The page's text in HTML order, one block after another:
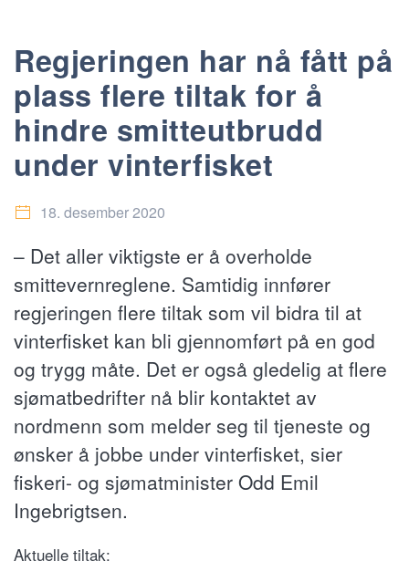
Regjeringen har nå fått på
plass flere tiltak for å
hindre smitteutbrudd
under vinterfisket
18. desember 2020
– Det aller viktigste er å overholde
smittevernreglene. Samtidig innfører
regjeringen flere tiltak som vil bidra til at
vinterfisket kan bli gjennomført på en god
og trygg måte. Det er også gledelig at flere
sjømatbedrifter nå blir kontaktet av
nordmenn som melder seg til tjeneste og
ønsker å jobbe under vinterfisket, sier
fiskeri- og sjømatminister Odd Emil
Ingebrigtsen.
Aktuelle tiltak: